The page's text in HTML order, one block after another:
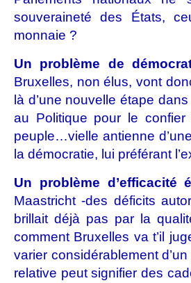
souveraineté des États,
monnaie ?
Un problème de
Bruxelles, non élus, vont
là d’une nouvelle étape
au Politique pour le
peuple…vielle antienne
la démocratie, lui préférant
Un problème d’efficacité
Maastricht -des déficits
brillait déjà pas par la
comment Bruxelles va t’il
varier considérablement
relative peut signifier des